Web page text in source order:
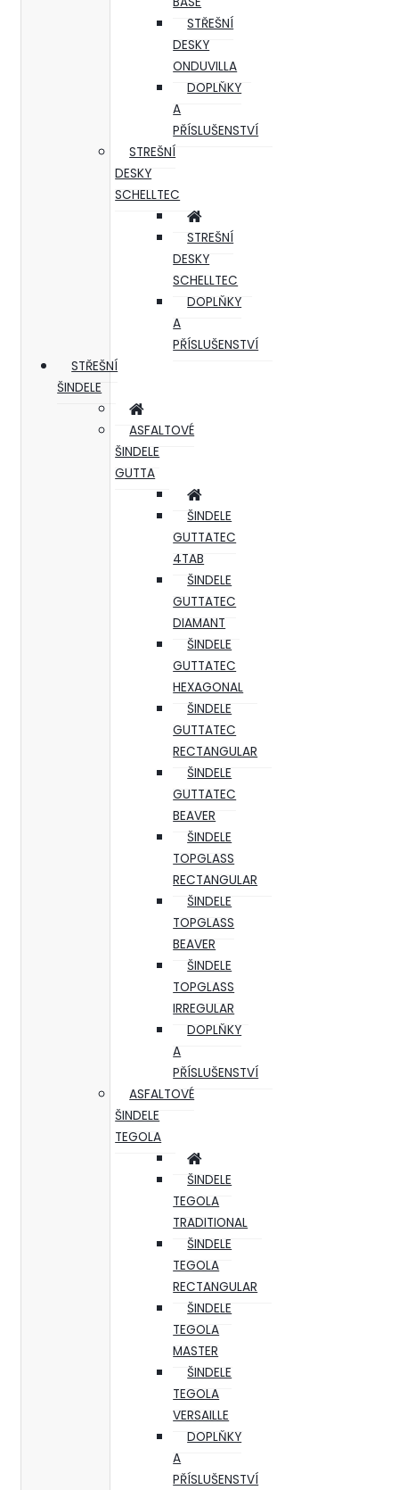
STŘEŠNÍ
DESKY
ONDUVILLA
DOPLŇKY
A
PŘÍSLUŠENSTVÍ
STREŠNÍ
DESKY
SCHELLTEC
STREŠNÍ
DESKY
SCHELLTEC
DOPLŇKY
A
PŘÍSLUŠENSTVÍ
STŘEŠNÍ
ŠINDELE
ASFALTOVÉ
ŠINDELE
GUTTA
ŠINDELE
GUTTATEC
4TAB
ŠINDELE
GUTTATEC
DIAMANT
ŠINDELE
GUTTATEC
HEXAGONAL
ŠINDELE
GUTTATEC
RECTANGULAR
ŠINDELE
GUTTATEC
BEAVER
ŠINDELE
TOPGLASS
RECTANGULAR
ŠINDELE
TOPGLASS
BEAVER
ŠINDELE
TOPGLASS
IRREGULAR
DOPLŇKY
A
PŘÍSLUŠENSTVÍ
ASFALTOVÉ
ŠINDELE
TEGOLA
ŠINDELE
TEGOLA
TRADITIONAL
ŠINDELE
TEGOLA
RECTANGULAR
ŠINDELE
TEGOLA
MASTER
ŠINDELE
TEGOLA
VERSAILLE
DOPLŇKY
A
PŘÍSLUŠENSTVÍ